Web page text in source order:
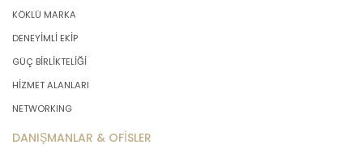
KÖKLÜ MARKA
DENEYİMLİ EKİP
GÜÇ BİRLİKTELİĞİ
HİZMET ALANLARI
NETWORKING
DANIŞMANLAR & OFİSLER